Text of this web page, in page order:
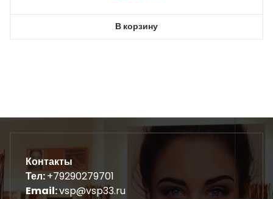
В корзину
Контакты
Тел:+79290279701
Email:vsp@vsp33.ru